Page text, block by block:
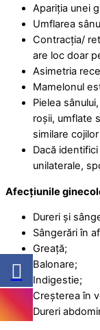
Apariția unei
Umflarea
Contracția/
are loc doar
Asimetria
Mamelonul
Pielea
roșii, umflate
similare
Dacă
unilaterale,
Afecțiunile
Dureri și
Sângerări în
Greață;
Balonare;
Indigestie;
Creșterea în
Dureri